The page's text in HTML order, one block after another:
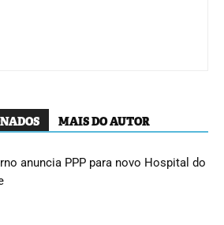
MAIS DO AUTOR
anuncia PPP para novo Hospital do